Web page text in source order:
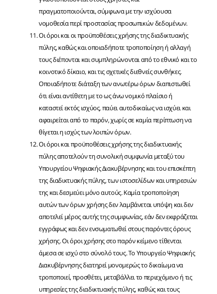
πραγματοποιούνται, σύμφωνα με την ισχύουσα
νομοθεσία περί προστασίας προσωπικών δεδομένων.
Οι όροι και οι προϋποθέσεις χρήσης της διαδικτυακής
πύλης, καθώς και οποιαδήποτε τροποποίηση ή αλλαγή
τους διέπονται και συμπληρώνονται από το εθνικό και το
κοινοτικό δίκαιο, και τις σχετικές διεθνείς συνθήκες.
Οποιαδήποτε διάταξη των ανωτέρω όρων διαπιστωθεί
ότι είναι αντίθετη με το ως άνω νομικό πλαίσιο ή
καταστεί εκτός ισχύος, παύει αυτοδικαίως να ισχύει και
αφαιρείται από το παρόν, χωρίς σε καμία περίπτωση να
θίγεται η ισχύς των λοιπών όρων.
Οι όροι και προϋποθέσεις χρήσης της διαδικτυακής
πύλης αποτελούν τη συνολική συμφωνία μεταξύ του
Υπουργείου Ψηφιακής Διακυβέρνησης και του επισκέπτη
της διαδικτυακής πύλης, των ιστοσελίδων και υπηρεσιών
της και δεσμεύει μόνο αυτούς. Καμία τροποποίηση
αυτών των όρων χρήσης δεν λαμβάνεται υπόψη και δεν
αποτελεί μέρος αυτής της συμφωνίας, εάν δεν εκφράζεται
εγγράφως και δεν ενσωματωθεί στους παρόντες όρους
χρήσης. Οι όροι χρήσης στο παρόν κείμενο τίθενται
άμεσα σε ισχύ στο σύνολό τους. Το Υπουργείο Ψηφιακής
Διακυβέρνησης διατηρεί μονομερώς το δικαίωμα να
τροποποιεί, προσθέτει, μεταβάλλει το περιεχόμενο ή τις
υπηρεσίες της διαδικτυακής πύλης, καθώς και τους